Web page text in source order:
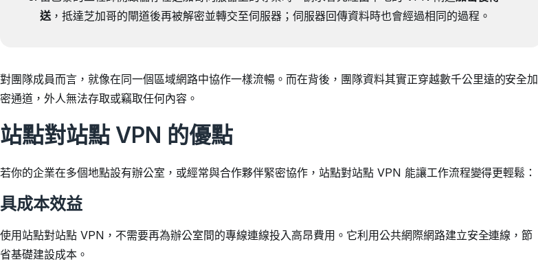
送 ，抵達芝加哥的閘道後再被解密並轉交至伺服器；伺服器回傳資料時也會經過相同的過程。
對團隊成員而言，就像在同一個區域網路中協作一樣流暢。而在背後，團隊資料其實正穿越數千公里遠的安全加
密通道，外人無法存取或竊取任何內容。
站點對站點 VPN 的優點
若你的企業在多個地點設有辦公室，或經常與合作夥伴緊密協作，站點對站點 VPN 能讓工作流程變得更輕鬆：
具成本效益
使用站點對站點 VPN，不需要再為辦公室間的專線連線投入高昂費用。它利用公共網際網路建立安全連線，節
省基礎建設成本。